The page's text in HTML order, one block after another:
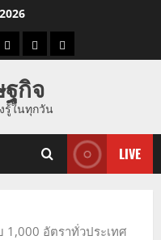
ดูด
ที่
ผู้ชาย
กิจ
รู้ในทุกวัน
LIVE
1,000 อัตราทั่วประเทศ